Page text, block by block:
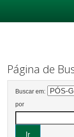
Página de
Buscar em:
por